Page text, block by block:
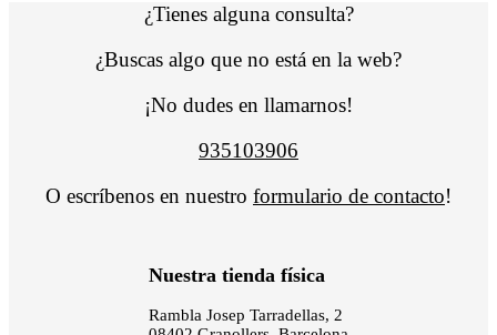
¿Tienes alguna consulta?
¿Buscas algo que no está en la web?
¡No dudes en llamarnos!
935103906
O escríbenos en nuestro formulario de contacto!
Nuestra tienda física
Rambla Josep Tarradellas, 2